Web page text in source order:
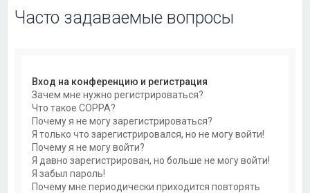
Часто задаваемые вопросы
Вход на конференцию и регистрация
Зачем мне нужно регистрироваться?
Что такое COPPA?
Почему я не могу зарегистрироваться?
Я только что зарегистрировался, но не могу войти!
Почему я не могу войти?
Я давно зарегистрирован, но больше не могу войти!
Я забыл пароль!
Почему мне периодически приходится повторять